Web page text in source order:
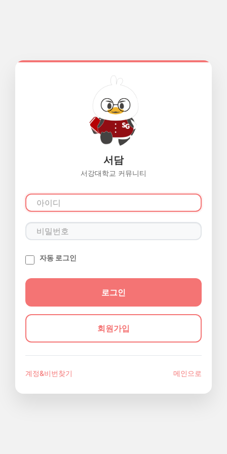
서담
서강대학교 커뮤니티
자동 로그인
회원가입
계정&비번찾기 메인으로